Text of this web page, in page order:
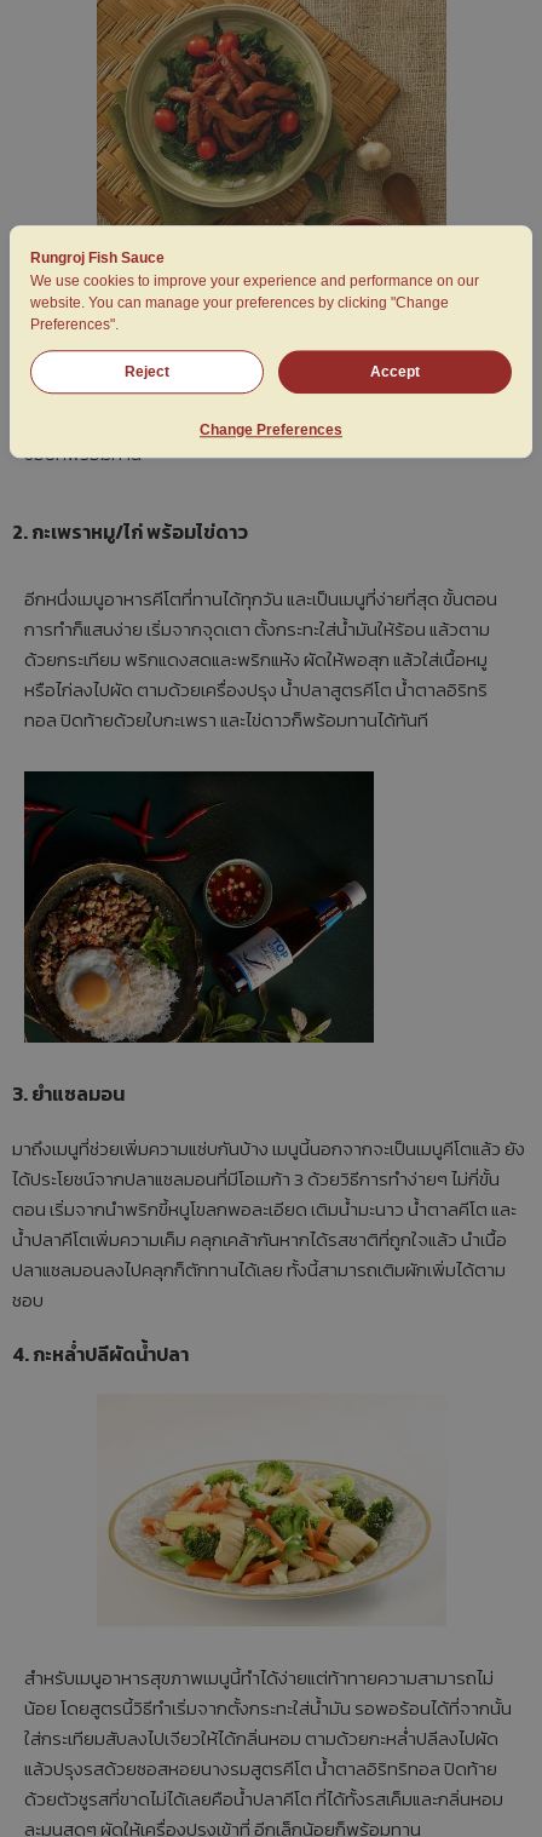
สำหรับเมนูนี้จะเน้นไขมันจากหมูสามชั้น โดยนำสามชั้นมาคั่วในกระทะที่
ไม่มีน้ำมัน จากนั้นก็ใส่พริกและเกลือตามลงไป หากต้องการเพิ่มความ
หวานสามารถเพิ่มเติมได้ด้วยน้ำตาลอิริทริทอล หรือเติมความเค็มเพิ่ม
ได้อีกเล็กน้อยด้วยน้ำปลาสูตรคีโต ปิดท้ายด้วยผักโรยอย่างต้นหอม
ซอยก็พร้อมทาน
2. กะเพราหมู/ไก่ พร้อมไข่ดาว
อีกหนึ่งเมนูอาหารคีโตที่ทานได้ทุกวัน และเป็นเมนูที่ง่ายที่สุด ขั้นตอน
การทำก็แสนง่าย เริ่มจากจุดเตา ตั้งกระทะใส่น้ำมันให้ร้อน แล้วตาม
ด้วยกระเทียม พริกแดงสดและพริกแห้ง ผัดให้พอสุก แล้วใส่เนื้อหมู
หรือไก่ลงไปผัด ตามด้วยเครื่องปรุง น้ำปลาสูตรคีโต น้ำตาลอิริทริ
ทอล ปิดท้ายด้วยใบกะเพรา และไข่ดาวก็พร้อมทานได้ทันที
3. ยำแซลมอน
มาถึงเมนูที่ช่วยเพิ่มความแซ่บกันบ้าง เมนูนี้นอกจากจะเป็นเมนูคีโตแล้ว ยัง
ได้ประโยชน์จากปลาแซลมอนที่มีโอเมก้า 3 ด้วยวิธีการทำง่ายๆ ไม่กี่ขั้น
ตอน เริ่มจากนำพริกขี้หนูโขลกพอละเอียด เติมน้ำมะนาว น้ำตาลคีโต และ
น้ำปลาคีโตเพิ่มความเค็ม คลุกเคล้ากันหากได้รสชาติที่ถูกใจแล้ว นำเนื้อ
ปลาแซลมอนลงไปคลุกก็ตักทานได้เลย ทั้งนี้สามารถเติมผักเพิ่มได้ตาม
ชอบ
4. กะหล่ำปลีผัดน้ำปลา
สำหรับเมนูอาหารสุขภาพเมนูนี้ทำได้ง่ายแต่ท้าทายความสามารถไม่
น้อย โดยสูตรนี้วิธีทำเริ่มจากตั้งกระทะใส่น้ำมัน รอพอร้อนได้ที่จากนั้น
ใส่กระเทียมสับลงไปเจียวให้ได้กลิ่นหอม ตามด้วยกะหล่ำปลีลงไปผัด
แล้วปรุงรสด้วยซอสหอยนางรมสูตรคีโต น้ำตาลอิริทริทอล ปิดท้าย
ด้วยตัวชูรสที่ขาดไม่ได้เลยคือน้ำปลาคีโต ที่ได้ทั้งรสเค็มและกลิ่นหอม
ละมุนสุดๆ ผัดให้เครื่องปรุงเข้าที่ อีกเล็กน้อยก็พร้อมทาน
Rungroj Fish Sauce
We use cookies to improve your experience and performance on our
website. You can manage your preferences by clicking "Change
Preferences".
Reject Accept
Change Preferences